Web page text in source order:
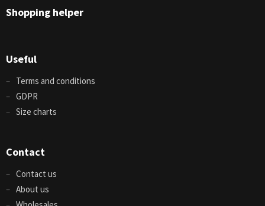
Shopping helper
Useful
Terms and conditions
GDPR
Size charts
Contact
Contact us
About us